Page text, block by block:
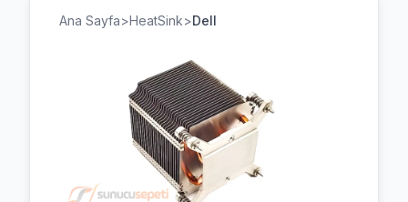
Ana Sayfa>HeatSink>Dell